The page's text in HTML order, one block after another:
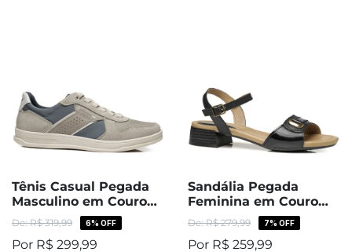
Tênis Casual Pegada
Masculino em Couro
Latte 113601-03
R$ 319,99 6% OFF
R$ 299,99
Sandália Pegada
Feminina em Couro
Preta 234607-03
R$ 279,99 7% OFF
R$ 259,99